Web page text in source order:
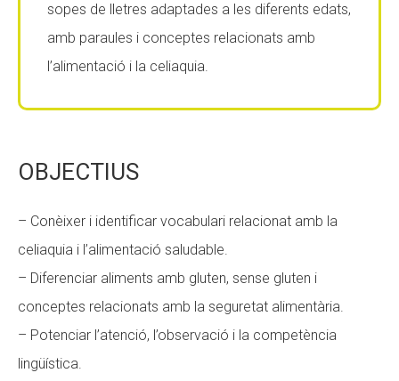
sopes de lletres adaptades a les diferents edats,
amb paraules i conceptes relacionats amb
l’alimentació i la celiaquia.
OBJECTIUS
– Conèixer i identificar vocabulari relacionat amb la
celiaquia i l’alimentació saludable.
– Diferenciar aliments amb gluten, sense gluten i
conceptes relacionats amb la seguretat alimentària.
– Potenciar l’atenció, l’observació i la competència
lingüística.